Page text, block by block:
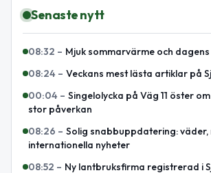
Senaste nytt
08:32 – Mjuk sommarvärme och
08:24 – Veckans mest lästa artiklar på
00:04 – Singelolycka på Väg 11 öster
stor påverkan
08:26 – Solig snabbuppdatering: väder,
internationella nyheter
08:52 – Ny lantbruksfirma registrerad i